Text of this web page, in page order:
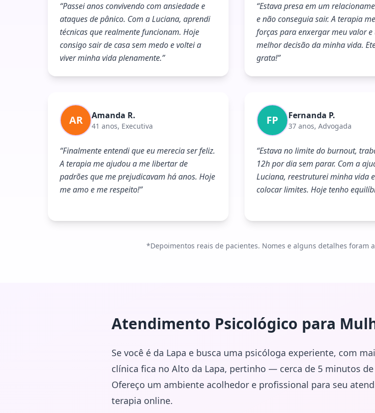
“Passei anos convivendo com ansiedade e
ataques de pânico. Com a Luciana, aprendi
técnicas que realmente funcionam. Hoje
consigo sair de casa sem medo e voltei a
viver minha vida plenamente.”
“Estava presa em um
e não conseguia sair. A terapia
forças para enxergar meu valor
melhor decisão da minha vida.
grata!”
AR Amanda R.
41 anos, Executiva
“Finalmente entendi que eu merecia ser feliz.
A terapia me ajudou a me libertar de
padrões que me prejudicavam há anos. Hoje
me amo e me respeito!”
FP Fernanda P.
37 anos, Advogada
“Estava no limite do burnout,
12h por dia sem parar. Com a
Luciana, reestruturei minha vida
colocar limites. Hoje tenho
*Depoimentos reais de pacientes. Nomes e alguns detalhes foram
Atendimento Psicológico para
Se você é da Lapa e busca uma psicóloga experiente, com
clínica fica no Alto da Lapa, pertinho — cerca de 5 minutos
Ofereço um ambiente acolhedor e profissional para seu
terapia online.